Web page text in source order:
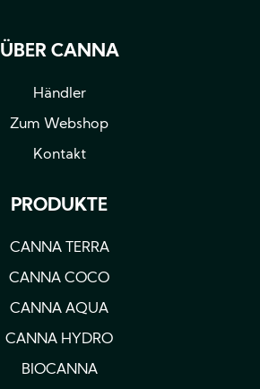
ÜBER CANNA
Händler
Zum Webshop
Kontakt
PRODUKTE
CANNA TERRA
CANNA COCO
CANNA AQUA
CANNA HYDRO
BIOCANNA